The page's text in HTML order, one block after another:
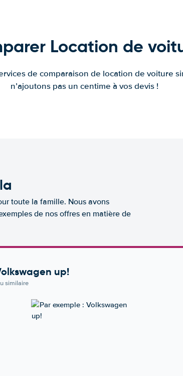
Location de
de comparaison de location de voiture
n’ajoutons pas un centime à vos devis !
toute la famille. Nous avons
de nos offres en matière de
up!
similaire